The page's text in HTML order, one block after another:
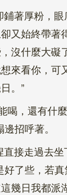
厚粉，眼
又始終帶著
沒什麼大礙
來看你，可
。”
，還有什
招呼著。
走過去坐
好了些，若
幾日我都派